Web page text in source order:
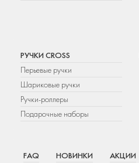
РУЧКИ CROSS
Перьевые ручки
Шариковые ручки
Ручки-роллеры
Подарочные наборы
FAQ НОВИНКИ АКЦИИ